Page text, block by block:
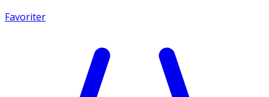
Favoriter